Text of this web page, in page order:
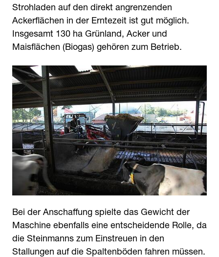
Strohladen auf den direkt angrenzenden
Ackerflächen in der Erntezeit ist gut möglich.
Insgesamt 130 ha Grünland, Acker und
Maisflächen (Biogas) gehören zum Betrieb.
Bei der Anschaffung spielte das Gewicht der
Maschine ebenfalls eine entscheidende Rolle, da
die Steinmanns zum Einstreuen in den
Stallungen auf die Spaltenböden fahren müssen.